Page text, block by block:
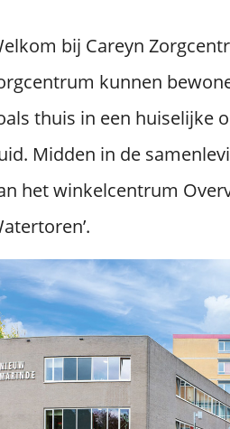
bij Careyn
kunnen
thuis in een huiselijke
Midden in de
het winkelcentrum